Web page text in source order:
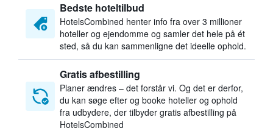
Bedste hoteltilbud
HotelsCombined henter info fra over 3 millioner
hoteller og ejendomme og samler det hele på ét
sted, så du kan sammenligne det ideelle ophold.
Gratis afbestilling
Planer ændres – det forstår vi. Og det er derfor,
du kan søge efter og booke hoteller og ophold
fra udbydere, der tilbyder gratis afbestilling på
HotelsCombined